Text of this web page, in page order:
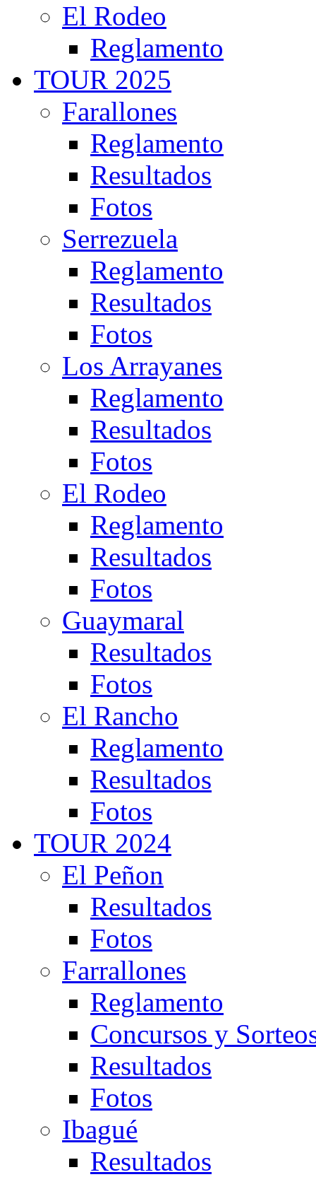
El Rodeo
Reglamento
TOUR 2025
Farallones
Reglamento
Resultados
Fotos
Serrezuela
Reglamento
Resultados
Fotos
Los Arrayanes
Reglamento
Resultados
Fotos
El Rodeo
Reglamento
Resultados
Fotos
Guaymaral
Resultados
Fotos
El Rancho
Reglamento
Resultados
Fotos
TOUR 2024
El Peñon
Resultados
Fotos
Farrallones
Reglamento
Concursos y
Resultados
Fotos
Ibagué
Resultados